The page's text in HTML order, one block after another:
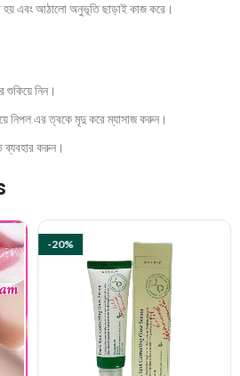
হয় এবং আঠালো অনুভূতি ছাড়াই কাজ করে।
শুকিয়ে নিন।
নিপল এর ত্বকে মৃদু করে ম্যাসাজ করুন।
ব্যবহার করুন।
-20%